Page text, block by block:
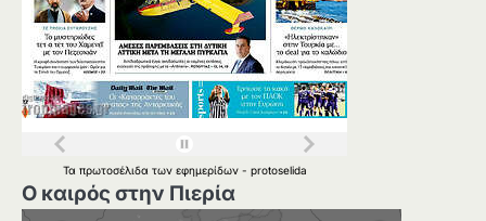
Τα πρωτοσέλιδα των εφημερίδων - protoselida
Ο καιρός στην Πιερία